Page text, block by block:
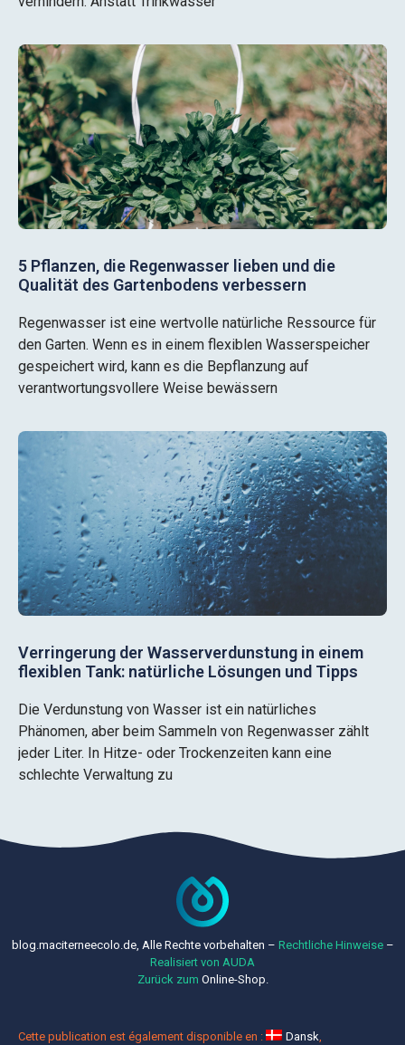
5 Pflanzen, die Regenwasser lieben und die
Qualität des Gartenbodens verbessern
Regenwasser ist eine wertvolle natürliche Ressource für
den Garten. Wenn es in einem flexiblen Wasserspeicher
gespeichert wird, kann es die Bepflanzung auf
verantwortungsvollere Weise bewässern
Verringerung der Wasserverdunstung in einem
flexiblen Tank: natürliche Lösungen und Tipps
Die Verdunstung von Wasser ist ein natürliches
Phänomen, aber beim Sammeln von Regenwasser zählt
jeder Liter. In Hitze- oder Trockenzeiten kann eine
schlechte Verwaltung zu
blog.maciterneecolo.de, Alle Rechte vorbehalten – Rechtliche Hinweise–
Realisiert von AUDA
Zurück zum Online-Shop.
Cette publication est également disponible en : Dansk